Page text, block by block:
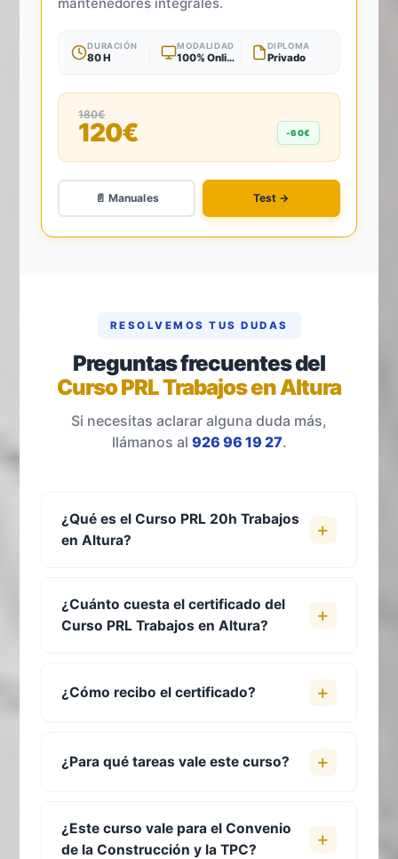
DURACIÓN
80 H
MODALIDAD
100% Online
DIPLOMA
Privado
180€
120€ -60€
📄 Manuales Test →
RESOLVEMOS TUS DUDAS
Preguntas frecuentes del
Curso PRL Trabajos en Altura
Si necesitas aclarar alguna duda más,
llámanos al 926 96 19 27.
¿Qué es el Curso PRL 20h Trabajos
en Altura?
¿Cuánto cuesta el certificado del
Curso PRL Trabajos en Altura?
¿Cómo recibo el certificado?
¿Para qué tareas vale este curso?
¿Este curso vale para el Convenio
de la Construcción y la TPC?